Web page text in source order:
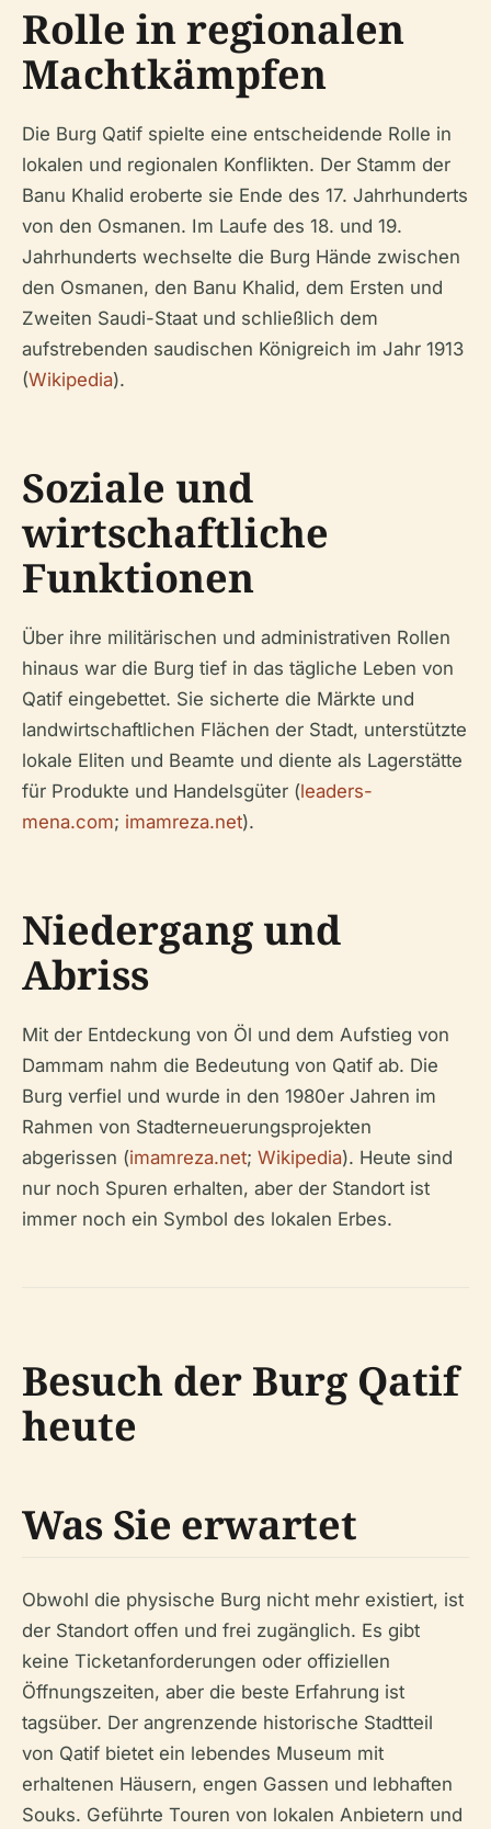
Rolle in regionalen
Machtkämpfen
Die Burg Qatif spielte eine entscheidende Rolle in
lokalen und regionalen Konflikten. Der Stamm der
Banu Khalid eroberte sie Ende des 17. Jahrhunderts
von den Osmanen. Im Laufe des 18. und 19.
Jahrhunderts wechselte die Burg Hände zwischen
den Osmanen, den Banu Khalid, dem Ersten und
Zweiten Saudi-Staat und schließlich dem
aufstrebenden saudischen Königreich im Jahr 1913
(Wikipedia).
Soziale und
wirtschaftliche
Funktionen
Über ihre militärischen und administrativen Rollen
hinaus war die Burg tief in das tägliche Leben von
Qatif eingebettet. Sie sicherte die Märkte und
landwirtschaftlichen Flächen der Stadt, unterstützte
lokale Eliten und Beamte und diente als Lagerstätte
für Produkte und Handelsgüter (leaders-
mena.com; imamreza.net).
Niedergang und
Abriss
Mit der Entdeckung von Öl und dem Aufstieg von
Dammam nahm die Bedeutung von Qatif ab. Die
Burg verfiel und wurde in den 1980er Jahren im
Rahmen von Stadterneuerungsprojekten
abgerissen (imamreza.net; Wikipedia). Heute sind
nur noch Spuren erhalten, aber der Standort ist
immer noch ein Symbol des lokalen Erbes.
Besuch der Burg Qatif
heute
Was Sie erwartet
Obwohl die physische Burg nicht mehr existiert, ist
der Standort offen und frei zugänglich. Es gibt
keine Ticketanforderungen oder offiziellen
Öffnungszeiten, aber die beste Erfahrung ist
tagsüber. Der angrenzende historische Stadtteil
von Qatif bietet ein lebendes Museum mit
erhaltenen Häusern, engen Gassen und lebhaften
Souks. Geführte Touren von lokalen Anbietern und